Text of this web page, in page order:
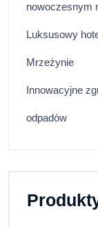
nowoczesnym
Luksusowy
Mrzeżynie
Innowacyjne
odpadów